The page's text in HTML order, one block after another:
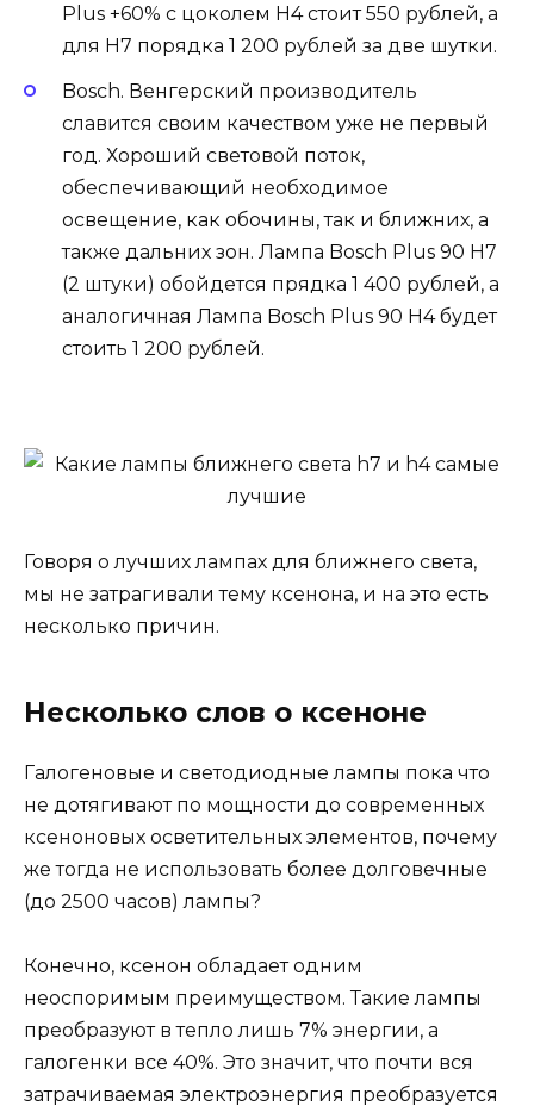
Plus +60% с цоколем H4 стоит 550 рублей, а
для H7 порядка 1 200 рублей за две шутки.
Bosch. Венгерский производитель
славится своим качеством уже не первый
год. Хороший световой поток,
обеспечивающий необходимое
освещение, как обочины, так и ближних, а
также дальних зон. Лампа Bosch Plus 90 H7
(2 штуки) обойдется прядка 1 400 рублей, а
аналогичная Лампа Bosch Plus 90 H4 будет
стоить 1 200 рублей.
Говоря о лучших лампах для ближнего света,
мы не затрагивали тему ксенона, и на это есть
несколько причин.
Несколько слов о ксеноне
Галогеновые и светодиодные лампы пока что
не дотягивают по мощности до современных
ксеноновых осветительных элементов, почему
же тогда не использовать более долговечные
(до 2500 часов) лампы?
Конечно, ксенон обладает одним
неоспоримым преимуществом. Такие лампы
преобразуют в тепло лишь 7% энергии, а
галогенки все 40%. Это значит, что почти вся
затрачиваемая электроэнергия преобразуется